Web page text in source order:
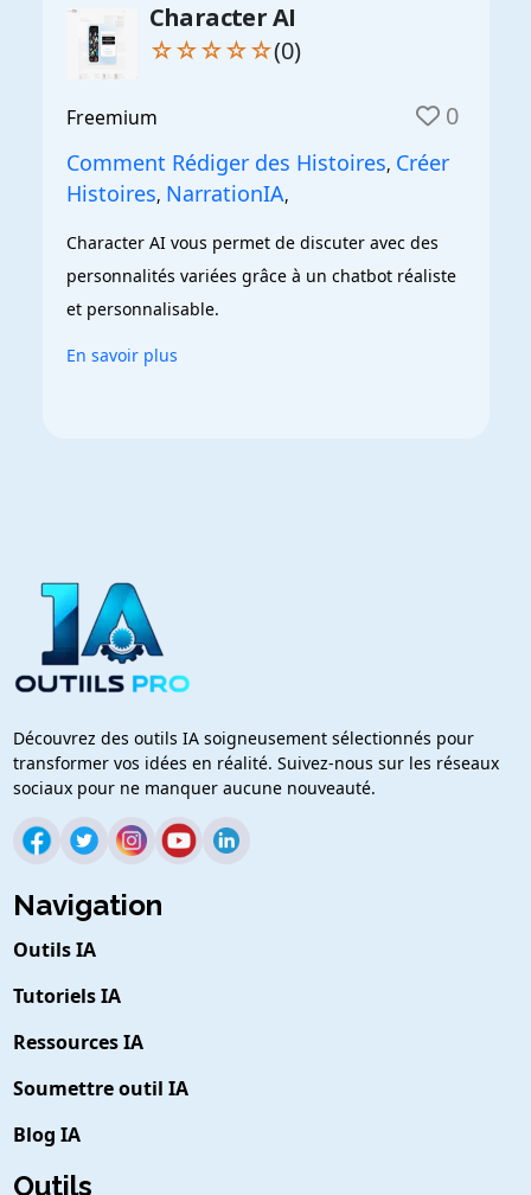
Character AI
☆☆☆☆☆(0)
Freemium 0
Comment Rédiger des Histoires, Créer
Histoires, NarrationIA,
Character AI vous permet de discuter avec des
personnalités variées grâce à un chatbot réaliste
et personnalisable.
En savoir plus
Découvrez des outils IA soigneusement sélectionnés pour
transformer vos idées en réalité. Suivez-nous sur les réseaux
sociaux pour ne manquer aucune nouveauté.
Navigation
Outils IA
Tutoriels IA
Ressources IA
Soumettre outil IA
Blog IA
Outils